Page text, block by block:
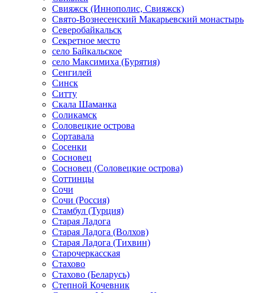
Свияжск (Иннополис, Свияжск)
Свято-Вознесенский Макарьевский монастырь
Северобайкальск
Секретное место
село Байкальское
село Максимиха (Бурятия)
Сенгилей
Синск
Ситту
Скала Шаманка
Соликамск
Соловецкие острова
Сортавала
Сосенки
Сосновец
Сосновец (Соловецкие острова)
Соттинцы
Сочи
Сочи (Россия)
Стамбул (Турция)
Старая Ладога
Старая Ладога (Волхов)
Старая Ладога (Тихвин)
Старочеркасская
Стахово
Стахово (Беларусь)
Степной Кочевник